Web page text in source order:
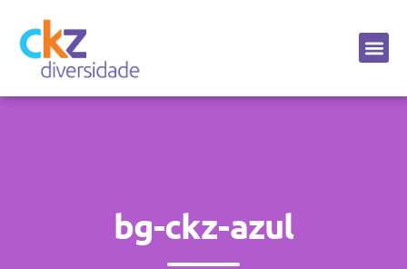
bg-ckz-azul